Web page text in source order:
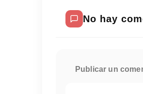
No hay
Publicar un